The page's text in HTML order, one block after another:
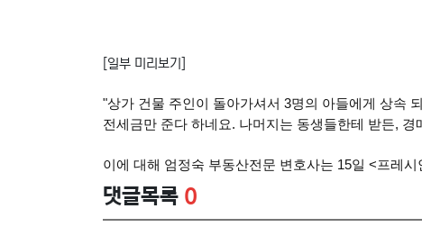
[일부 미리보기]
"상가 건물 주인이 돌아가셔서 3명의 아들에게 상속
전세금만 준다 하네요. 나머지는 동생들한테 받든,
이에 대해 엄정숙 부동산전문 변호사는 15일 <프레
댓글목록 0